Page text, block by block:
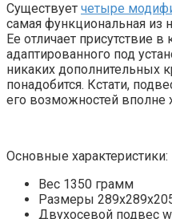
Существует четыре
самая функциональная из
Ее отличает присутствие
адаптированного под
никаких дополнительных
понадобится. Кстати,
его возможностей вполне
Основные характеристики:
Вес 1350 грамм
Размеры
Двухосевой подвес